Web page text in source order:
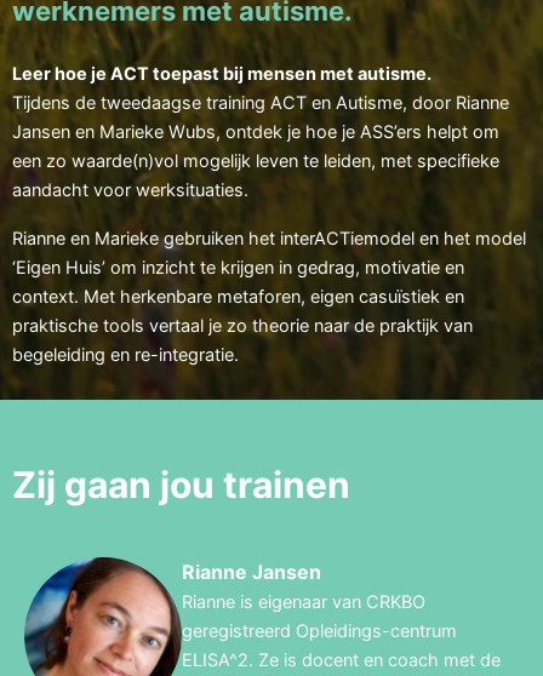
werknemers met autisme.
Leer hoe je ACT toepast bij mensen met autisme.
Tijdens de tweedaagse training ACT en Autisme, door Rianne
Jansen en Marieke Wubs, ontdek je hoe je ASS’ers helpt om
een zo waarde(n)vol mogelijk leven te leiden, met specifieke
aandacht voor werksituaties.
Rianne en Marieke gebruiken het interACTiemodel en het model
‘Eigen Huis’ om inzicht te krijgen in gedrag, motivatie en
context. Met herkenbare metaforen, eigen casuïstiek en
praktische tools vertaal je zo theorie naar de praktijk van
begeleiding en re-integratie.
Zij gaan jou trainen
Rianne Jansen
Rianne is eigenaar van CRKBO
geregistreerd Opleidings-centrum
ELISA^2. Ze is docent en coach met de